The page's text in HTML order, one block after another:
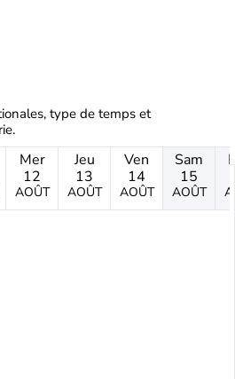
type de temps et
Mer
12
AOÛT
Jeu
13
AOÛT
Ven
14
AOÛT
Sam
15
AOÛT